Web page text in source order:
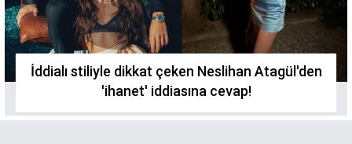
İddialı stiliyle dikkat çeken Neslihan Atagül'den
'ihanet' iddiasına cevap!